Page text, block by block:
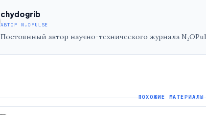
chydogrib
АВТОР N₂OPULSE
Постоянный автор научно-технического журнала
ПОХОЖИЕ МАТЕРИАЛЫ